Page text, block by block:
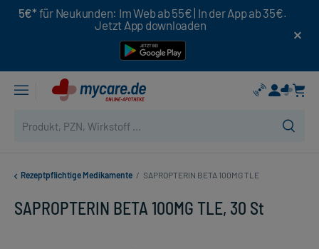
5€* für Neukunden: Im Web ab 55€ | In der App ab 35€.
Jetzt App downloaden
Rezeptpflichtige Medikamente / SAPROPTERIN BETA 100MG TLE
SAPROPTERIN BETA 100MG TLE, 30 St